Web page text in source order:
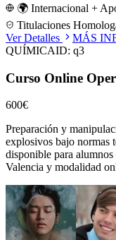
🌍 Internacional +
Titulaciones
Ver Detalles
MÁS
QUÍMICAID: q3
Curso Online
600€
Preparación y
explosivos bajo normas
disponible para alumnos
Valencia y modalidad